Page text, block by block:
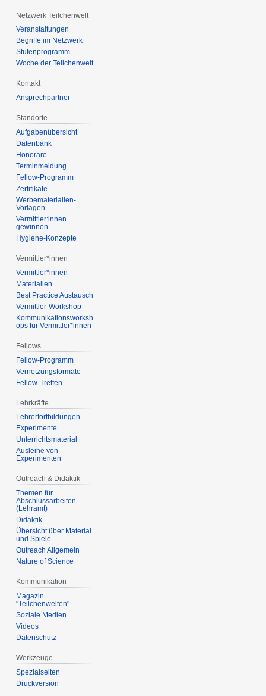
Netzwerk Teilchenwelt
Veranstaltungen
Begriffe im Netzwerk
Stufenprogramm
Woche der Teilchenwelt
Kontakt
Ansprechpartner
Standorte
Aufgabenübersicht
Datenbank
Honorare
Terminmeldung
Fellow-Programm
Zertifikate
Werbematerialien-
Vorlagen
Vermittler:innen
gewinnen
Hygiene-Konzepte
Vermittler*innen
Vermittler*innen
Materialien
Best Practice Austausch
Vermittler-Workshop
Kommunikationsworksh
ops für Vermittler*innen
Fellows
Fellow-Programm
Vernetzungsformate
Fellow-Treffen
Lehrkräfte
Lehrerfortbildungen
Experimente
Unterrichtsmaterial
Ausleihe von
Experimenten
Outreach & Didaktik
Themen für
Abschlussarbeiten
(Lehramt)
Didaktik
Übersicht über Material
und Spiele
Outreach Allgemein
Nature of Science
Kommunikation
Magazin
"Teilchenwelten"
Soziale Medien
Videos
Datenschutz
Werkzeuge
Spezialseiten
Druckversion